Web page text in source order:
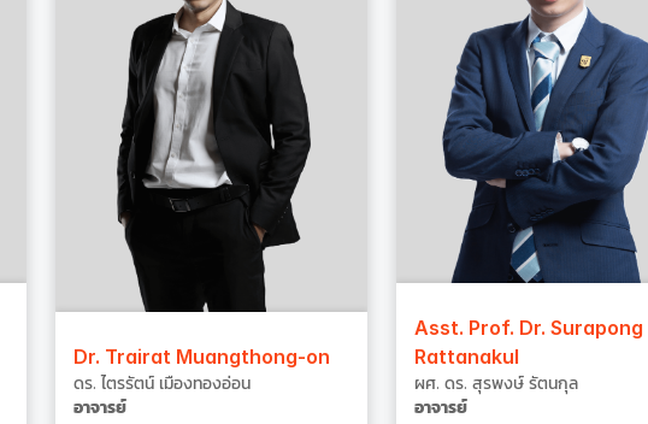
Dr. Trairat Muangthong-on
ดร. ไตรรัตน์ เมืองทองอ่อน
อาจารย์
Asst. Prof. Dr. Surapong
Rattanakul
ผศ. ดร. สุรพงษ์ รัตนกุล
อาจารย์